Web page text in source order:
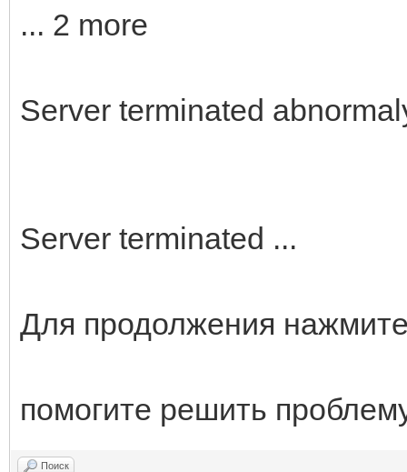
... 2 more
Server terminated
Server terminated ...
Для продолжения
помогите решить
Поиск